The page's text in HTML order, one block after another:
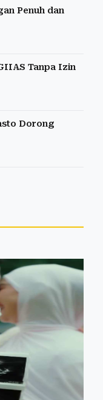
Penuh dan
Tanpa Izin
Dorong